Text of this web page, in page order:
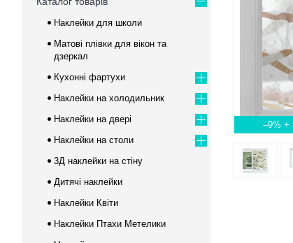
–9%
Наклейки для школи
Матові плівки для вікон та
дзеркал
Кухонні фартухи
Наклейки на холодильник
Наклейки на двері
Наклейки на столи
3Д наклейки на стіну
Дитячі наклейки
Наклейки Квіти
Наклейки Птахи Метелики